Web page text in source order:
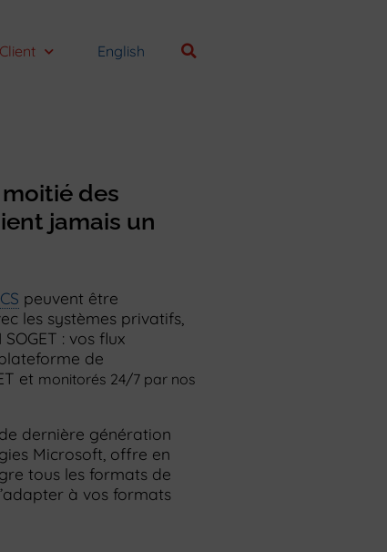
English
des
jamais un
peuvent être
les systèmes privatifs,
: vos flux
de
et monitorés 24/7 par nos
dernière génération
Microsoft, offre en
tous les formats de
à vos formats